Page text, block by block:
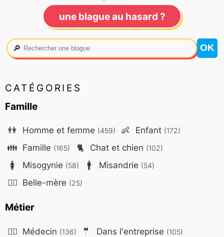
une blague au hasard ?
🔎
CATÉGORIES
Famille
👫 Homme et femme (459) 👶 Enfant (172)
👪 Famille (165) 🐈 Chat et chien (102)
🚺 Misogynie (58) 🚹 Misandrie (54)
🤷‍♀️ Belle-mère (25)
Métier
👨‍⚕️ Médecin (136) 🤵 Dans l'entreprise (105)